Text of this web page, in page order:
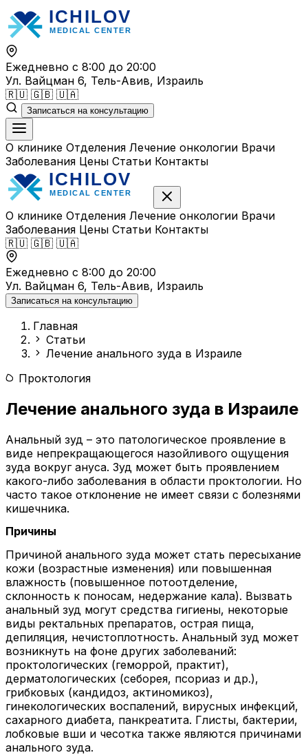
Перейти
к
содержимому
Ежедневно с 8:00 до 20:00
Ул. Вайцман 6, Тель-Авив, Израиль
🇷🇺 🇬🇧 🇺🇦
Записаться на консультацию
О клинике Отделения Лечение онкологии Врачи
Заболевания Цены Статьи Контакты
О клинике Отделения Лечение онкологии Врачи
Заболевания Цены Статьи Контакты
🇷🇺 🇬🇧 🇺🇦
Ежедневно с 8:00 до 20:00
Ул. Вайцман 6, Тель-Авив, Израиль
Записаться на консультацию
Главная
Статьи
Лечение анального зуда в Израиле
Проктология
Лечение анального зуда в Израиле
Анальный зуд – это патологическое проявление в
виде непрекращающегося назойливого ощущения
зуда вокруг ануса. Зуд может быть проявлением
какого-либо заболевания в области проктологии. Но
часто такое отклонение не имеет связи с болезнями
кишечника.
Причины
Причиной анального зуда может стать пересыхание
кожи (возрастные изменения) или повышенная
влажность (повышенное потоотделение,
склонность к поносам, недержание кала). Вызвать
анальный зуд могут средства гигиены, некоторые
виды ректальных препаратов, острая пища,
депиляция, нечистоплотность. Анальный зуд может
возникнуть на фоне других заболеваний:
проктологических (геморрой, практит),
дерматологических (себорея, псориаз и др.),
грибковых (кандидоз, актиномикоз),
гинекологических воспалений, вирусных инфекций,
сахарного диабета, панкреатита. Глисты, бактерии,
лобковые вши и чесотка также являются причинами
анального зуда.